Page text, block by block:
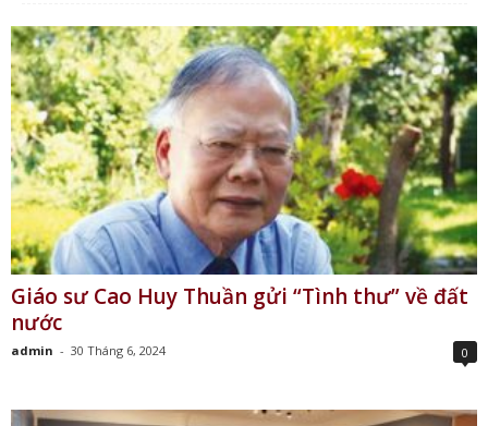
Giáo sư Cao Huy Thuần gửi “Tình thư” về đất
nước
admin - 30 Tháng 6, 2024 0